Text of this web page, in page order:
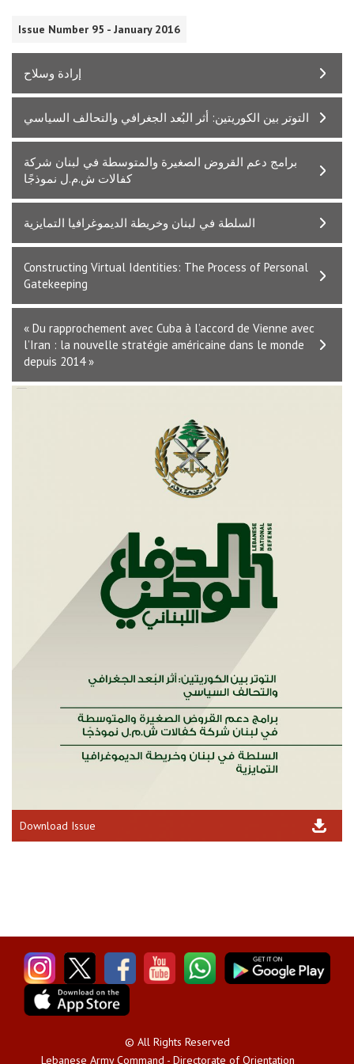
Issue Number 95 - January 2016
إرادة وسلاح
التوتر بين الكوريتين: أثر البُعد الجغرافي والتحالف السياسي
برامج دعم القروض الصغيرة والمتوسطة في لبنان شركة
كفالات ش.م.ل نموذجًا
السلطة في لبنان وخريطة الديموغرافيا التمايزية
Constructing Virtual Identities: The Process of Personal
Gatekeeping
« Du rapprochement avec Cuba à l’accord de Vienne avec
l’Iran : la nouvelle stratégie américaine dans le monde
depuis 2014 »
Download Issue
© All Rights Reserved
Lebanese Army Command - Directorate of Orientation